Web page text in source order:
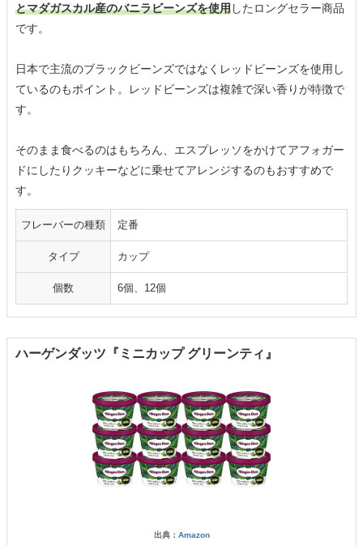
とマダガスカル産のバニラビーンズを使用したロングセラー商品
です。
日本で主流のブラックビーンズではなくレッドビーンズを使用し
ているのもポイント。レッドビーンズは複雑で深い香りが特徴で
す。
そのまま食べるのはもちろん、エスプレッソをかけてアフォガー
ドにしたりクッキーなどに乗せてアレンジするのもおすすめで
す。
フレーバーの種類 定番
タイプ カップ
個数 6個、12個
ハーゲンダッツ『ミニカップ グリーンティ』
出典： Amazon